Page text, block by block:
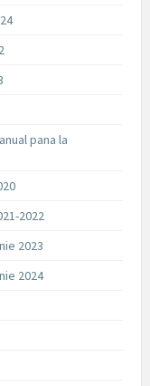
pana la
2022
2023
2024